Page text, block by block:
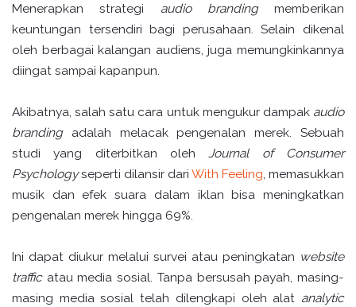
Menerapkan strategi audio brandingmemberikan
keuntungan tersendiri bagi perusahaan. Selain dikenal
oleh berbagai kalangan audiens, juga memungkinkannya
diingat sampai kapanpun.
Akibatnya, salah satu cara untuk mengukur dampak audio
branding adalah melacak pengenalan merek. Sebuah
studi yang diterbitkan olehJournal of Consumer
Psychologyseperti dilansir dari With Feeling, memasukkan
musik dan efek suara dalam iklan bisa meningkatkan
pengenalan merek hingga 69%.
Ini dapat diukur melalui survei atau peningkatan website
trafficatau media sosial. Tanpa bersusah payah, masing-
masing media sosial telah dilengkapi oleh alat analytic